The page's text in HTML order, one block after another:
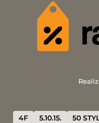
4F 5.10.15. 50